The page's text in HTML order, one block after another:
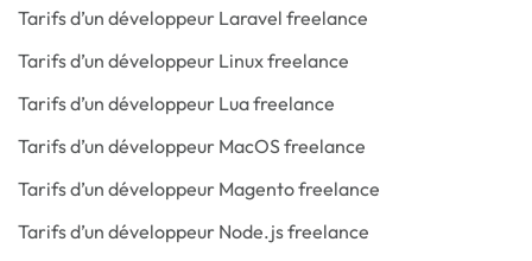
Tarifs d’un développeur Laravel freelance
Tarifs d’un développeur Linux freelance
Tarifs d’un développeur Lua freelance
Tarifs d’un développeur MacOS freelance
Tarifs d’un développeur Magento freelance
Tarifs d’un développeur Node.js freelance